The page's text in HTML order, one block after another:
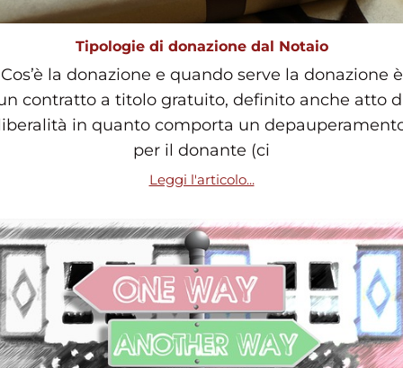
Tipologie di donazione dal Notaio
Cos’è la donazione e quando serve la donazione è
contratto a titolo gratuito, definito anche atto
in quanto comporta un
per il donante (ci
Leggi l'articolo...